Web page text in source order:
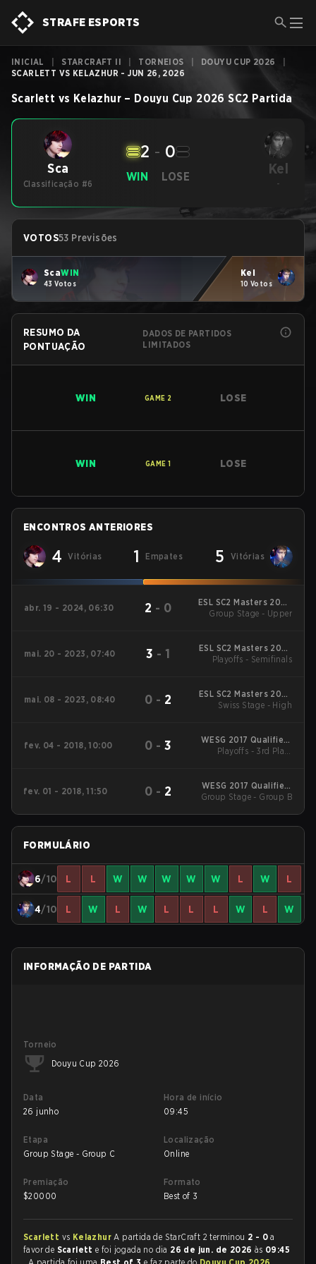
STRAFE ESPORTS
INICIAL STARCRAFT II TORNEIOS DOUYU CUP 2026
SCARLETT VS KELAZHUR - JUN 26, 2026
Scarlett vs Kelazhur – Douyu Cup 2026 SC2 Partida
Sca
Classificação #6
WIN
2 - 0
LOSE Kel
-
VOTOS53 Previsões
ScaWIN
43 Votos
Kel
10 Votos
RESUMO DA
PONTUAÇÃO
DADOS DE PARTIDOS
LIMITADOS
WIN GAME 2 LOSE
WIN GAME 1 LOSE
ENCONTROS ANTERIORES
4 Vitórias 1 Empates 5 Vitórias
abr. 19 - 2024, 06:30 2 - 0
ESL SC2 Masters 2024
Spring: America
Group Stage - Upper
mai. 20 - 2023, 07:40 3 - 1
ESL SC2 Masters 2023
Summer Regionals
Playoffs - Semifinals
mai. 08 - 2023, 08:40 0 - 2
ESL SC2 Masters 2023
Summer Regionals
Swiss Stage - High
fev. 04 - 2018, 10:00 0 - 3
WESG 2017 Qualifiers
NA/SA
Playoffs - 3rd Place
fev. 01 - 2018, 11:50 0 - 2
WESG 2017 Qualifiers
NA/SA
Group Stage - Group B
FORMULÁRIO
6/10 L L W W W W W L W L
4/10 L W L W L L L W L W
INFORMAÇÃO DE PARTIDA
Torneio
Douyu Cup 2026
Data
26 junho
Hora de início
09:45
Etapa
Group Stage - Group C
Localização
Online
Premiação
$20000
Formato
Best of 3
Scarlett vs KelazhurA partida de StarCraft 2 terminou 2 - 0 a
favor de Scarlette foi jogada no dia 26 de jun. de 2026 às 09:45